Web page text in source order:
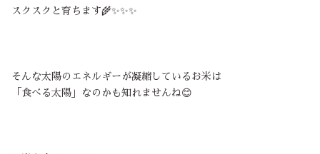
スクスクと育ちます🌾✨✨✨
そんな太陽のエネルギーが凝縮しているお米は
「食べる太陽」なのかも知れませんね😊